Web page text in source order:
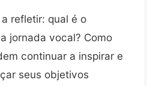
refletir: qual é o
jornada vocal? Como
continuar a inspirar e
seus objetivos